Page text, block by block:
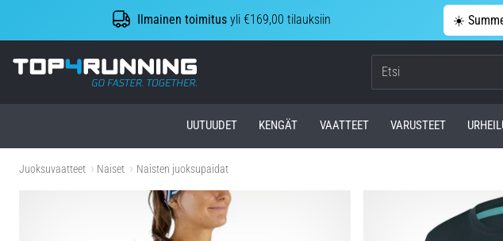
Ilmainen toimitus yli €169,00 tilauksiin ☀️
Top4Running.fi
UUTUUDET KENGÄT VAATTEET VARUSTEET
Juoksuvaatteet Naiset Naisten juoksupaidat